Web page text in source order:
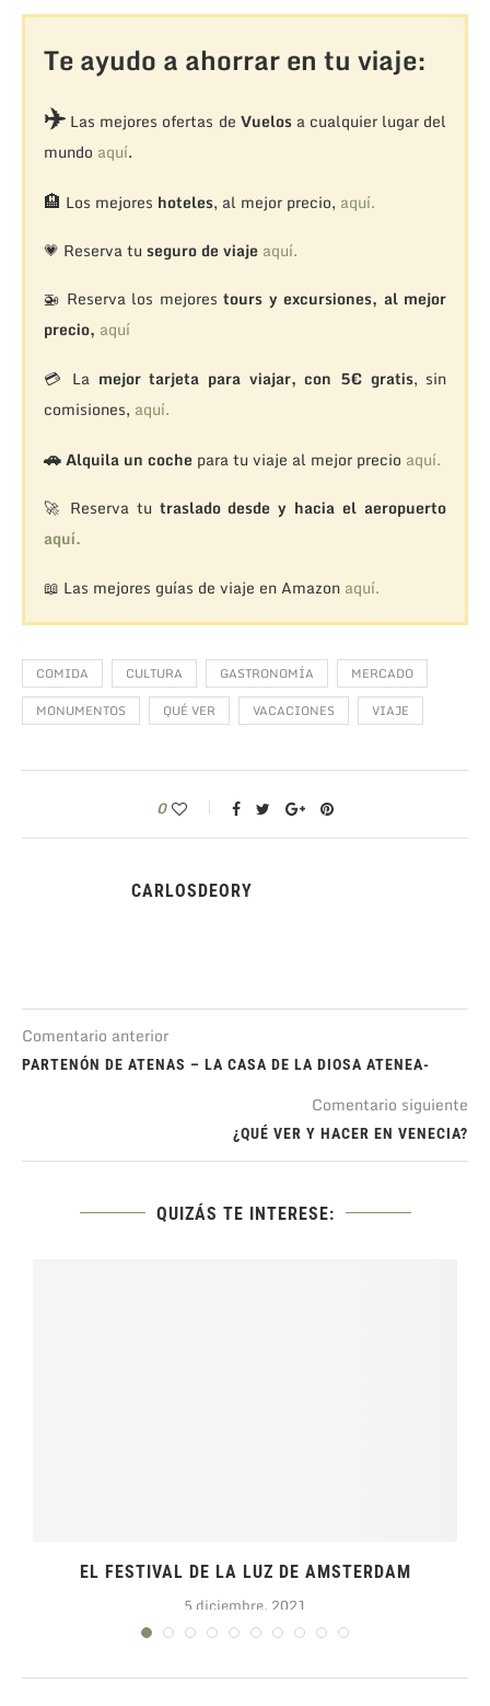
Te ayudo a ahorrar en tu viaje:
✈️Las mejores ofertas de Vuelosa cualquier lugar del
mundo aquí.
🏨 Los mejores hoteles, al mejor precio, aquí.
💗 Reserva tu seguro de viaje aquí.
🚁 Reserva los mejorestours y excursiones, al mejor
precio, aquí
💳 La mejor tarjeta para viajar, con 5€ gratis, sin
comisiones, aquí.
🚗Alquila un coche para tu viaje al mejor precio aquí.
🚀 Reserva tu traslado desde y hacia el aeropuerto
aquí.
📖 Las mejores guías de viaje en Amazon aquí.
COMIDA CULTURA GASTRONOMÍA
MERCADO
MONUMENTOS
QUÉ VER VACACIONES VIAJE
0
CARLOSDEORY
Comentario anterior
PARTENÓN DE ATENAS – LA CASA DE LA DIOSA ATENEA-
Comentario siguiente
¿QUÉ VER Y HACER EN VENECIA?
QUIZÁS TE INTERESE:
EL FESTIVAL DE LA LUZ DE AMSTERDAM
5 diciembre, 2021